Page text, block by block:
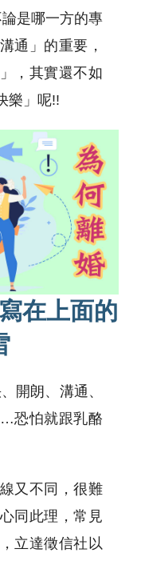
是哪一方的專
通」的重要，
，其實還不如
樂」呢!!
在上面的
開朗、溝通、
恐怕就跟乳酪
又不同，很難
同此理，常見
立達徵信社以